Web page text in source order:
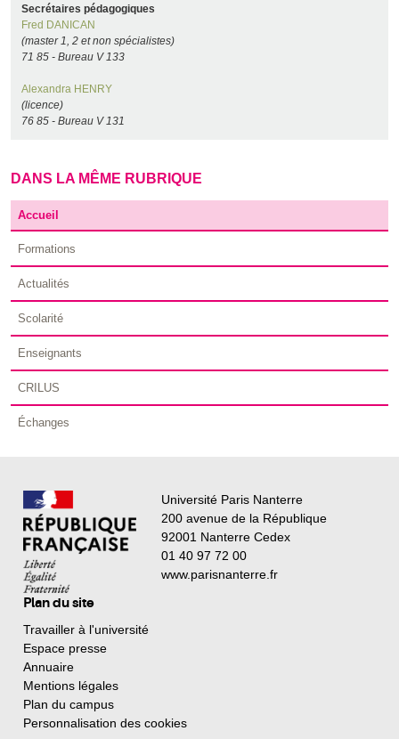
Secrétaires pédagogiques
Fred DANICAN
(master 1, 2 et non spécialistes)
71 85 - Bureau V 133
Alexandra HENRY
(licence)
76 85 - Bureau V 131
DANS LA MÊME RUBRIQUE
Accueil
Formations
Actualités
Scolarité
Enseignants
CRILUS
Échanges
Université Paris Nanterre
200 avenue de la République
92001 Nanterre Cedex
01 40 97 72 00
www.parisnanterre.fr
Plan du site
Travailler à l'université
Espace presse
Annuaire
Mentions légales
Plan du campus
Personnalisation des cookies